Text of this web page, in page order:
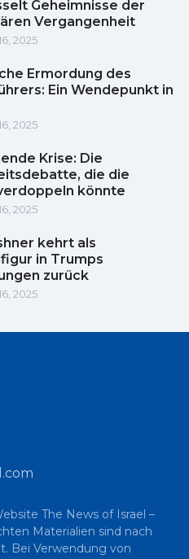
Geheimnisse der
Vergangenheit
2025
Ermordung des
Ein Wendepunkt in
2025
Krise: Die
die die
könnte
2025
kehrt als
in Trumps
zurück
2025
The News of Israel –
Materialien sind nach
Bei Verwendung von